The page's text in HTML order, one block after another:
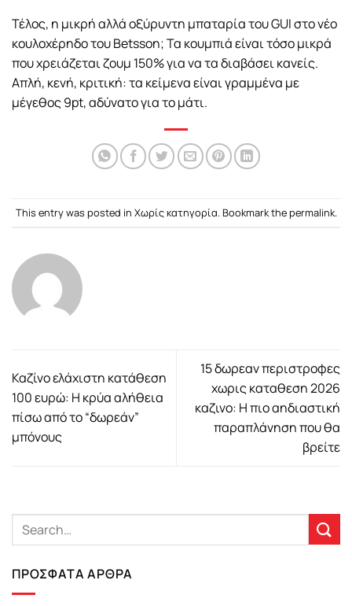
Τέλος, η μικρή αλλά οξύρυντη μπαταρία του GUI στο νέο
κουλοχέρηδο του Betsson; Τα κουμπιά είναι τόσο μικρά
που χρειάζεται ζουμ 150% για να τα διαβάσει κανείς.
Απλή, κενή, κριτική: τα κείμενα είναι γραμμένα με
μέγεθος 9pt, αδύνατο για το μάτι.
This entry was posted in Χωρίς κατηγορία. Bookmark thepermalink.
Καζίνο ελάχιστη κατάθεση
100 ευρώ: Η κρύα αλήθεια
πίσω από το “δωρεάν”
μπόνους
15 δωρεαν περιστροφες
χωρις καταθεση 2026
καζινο: Η πιο αηδιαστική
παραπλάνηση που θα
βρείτε
ΠΡΌΣΦΑΤΑ ΆΡΘΡΑ